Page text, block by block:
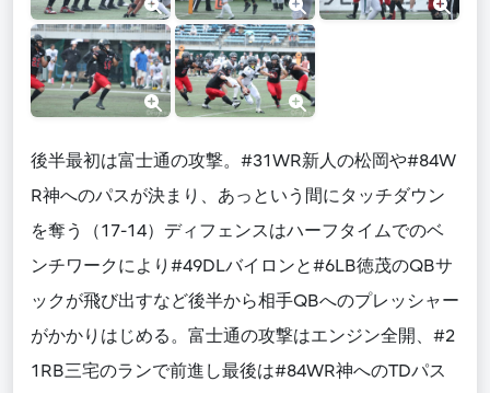
後半最初は富士通の攻撃。#31WR新人の松岡や#84W
R神へのパスが決まり、あっという間にタッチダウン
を奪う（17-14）ディフェンスはハーフタイムでのベ
ンチワークにより#49DLバイロンと#6LB徳茂のQBサ
ックが飛び出すなど後半から相手QBへのプレッシャー
がかかりはじめる。富士通の攻撃はエンジン全開、#2
1RB三宅のランで前進し最後は#84WR神へのTDパス